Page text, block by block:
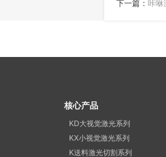
下一篇： 咔咻
核心产品
KD大视觉激光系列
KX小视觉激光系列
K送料激光切割系列